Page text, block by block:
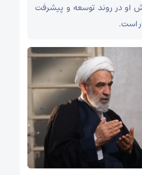
او در روند توسعه و پیشرفت
است.